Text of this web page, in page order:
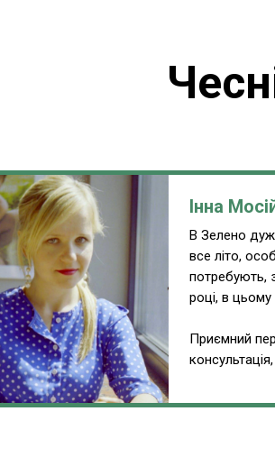
Інна
В Зелено
все літо,
потребують,
році, в
Приємний